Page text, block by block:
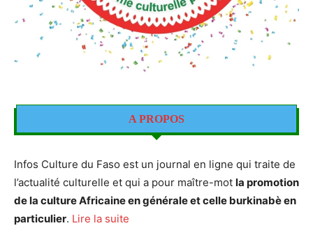
A PROPOS
Infos Culture du Faso est un journal en ligne qui traite de
l’actualité culturelle et qui a pour maître-mot la promotion
de la culture Africaine en générale et celle burkinabè en
particulier. Lire la suite